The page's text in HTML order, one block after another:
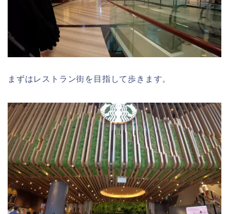
まずはレストラン街を目指して歩きます。